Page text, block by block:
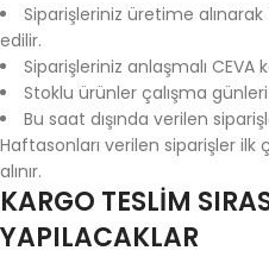
Siparişleriniz üretime
edilir.
Siparişleriniz anlaşmalı CEVA
Stoklu ürünler çalışma
Bu saat dışında verilen
Haftasonları verilen siparişler ilk
alınır.
KARGO TESLİM
YAPILACAKLAR